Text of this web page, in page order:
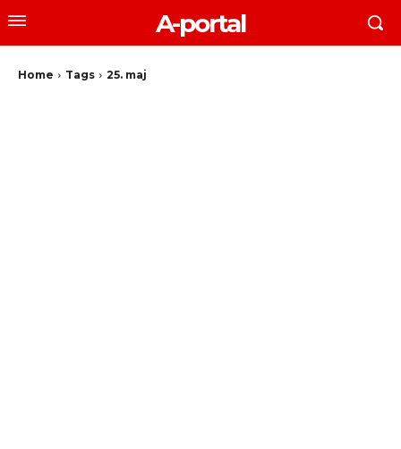
A-portal
Home Tags 25. maj